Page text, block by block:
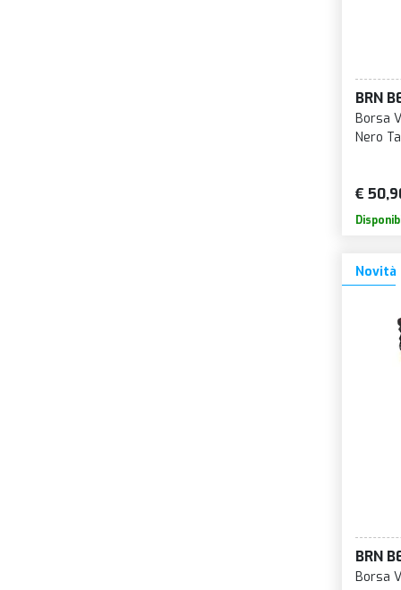
BRN
Borsa
Nero
€
Novità
BRN
Borsa